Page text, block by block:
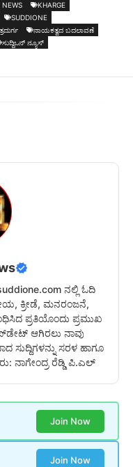
KHARGE
SUDDIONE
ನಾಯಕತ್ವದ ಬದಲಾವಣೆ
ಸುದ್ದಿಒನ್ ನ್ಯೂಸ್
ನಲ್ಲಿ ಓದಿ
ಕ್ರೀಡೆ, ಮನರಂಜನೆ,
ಪ್ರತಿಯೊಂದು ಪ್ರಮುಖ
ಆಗಿರಲು ನಾವು
ಸುದ್ದಿಗಳನ್ನು ಸರಳ ಹಾಗೂ
ನಾಗೇಂದ್ರ ರೆಡ್ಡಿ ಪಿ.ಎಲ್
Join Now
Join Now